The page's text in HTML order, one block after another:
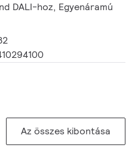
DALI-hoz, Egyenáramú
Az összes kibontása